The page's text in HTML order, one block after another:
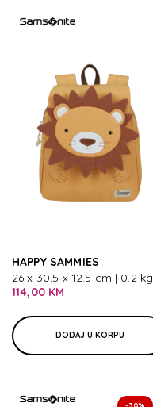
HAPPY SAMMIES
26 x 30.5 x 12.5 cm | 0.2 kg
114,00 KM
DODAJ U KORPU
-30%